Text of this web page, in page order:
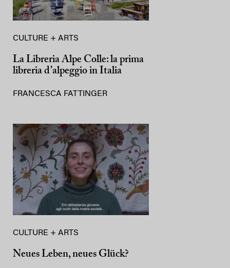
CULTURE + ARTS
La Libreria Alpe Colle: la prima
libreria d’alpeggio in Italia
FRANCESCA FATTINGER
CULTURE + ARTS
Neues Leben, neues Glück?